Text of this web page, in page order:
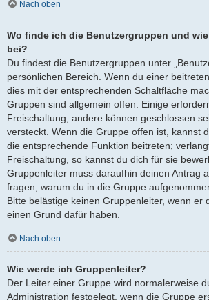
Nach oben
Wo finde ich die Benutzergruppen und
bei?
Du findest die Benutzergruppen unter
persönlichen Bereich. Wenn du einer
dies mit der entsprechenden Schaltfläche
Gruppen sind allgemein offen. Einige
Freischaltung, andere können geschlossen
versteckt. Wenn die Gruppe offen ist, kannst
die entsprechende Funktion beitreten;
Freischaltung, so kannst du dich für sie
Gruppenleiter muss daraufhin deinen Antrag
fragen, warum du in die Gruppe
Bitte belästige keinen Gruppenleiter, wenn er
einen Grund dafür haben.
Nach oben
Wie werde ich Gruppenleiter?
Der Leiter einer Gruppe wird normalerweise
Administration festgelegt, wenn die Gruppe